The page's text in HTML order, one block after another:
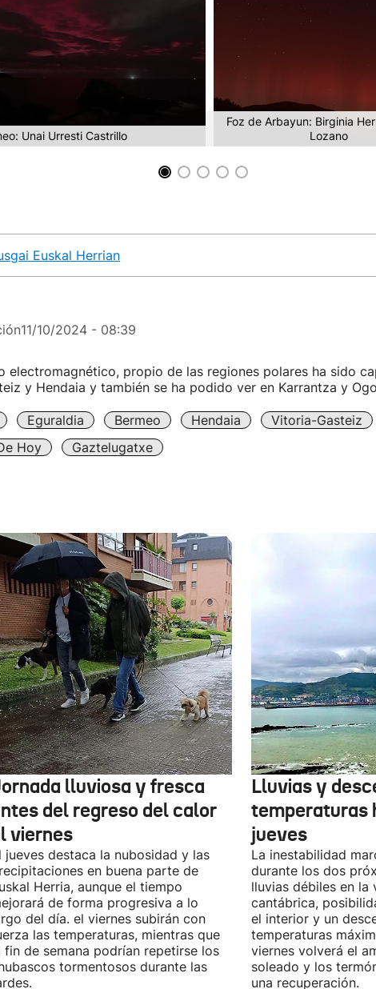
Unai Urresti Castrillo
Foz de Arbayun: Birginia
Lozano
Euskal Herrian
11/10/2024 - 08:39
electromagnético, propio de las regiones polares ha sido
y Hendaia y también se ha podido ver en Karrantza y
Eguraldia Bermeo Hendaia
Vitoria-Gasteiz
Hoy
Gaztelugatxe
lluviosa y fresca
del regreso del calor
viernes
jueves destaca la nubosidad y las
en buena parte de
Herria, aunque el tiempo
de forma progresiva a lo
del día. el viernes subirán con
las temperaturas, mientras que
fin de semana podrían repetirse los
tormentosos durante las
Lluvias y
temperaturas
jueves
La inestabilidad
durante los dos
lluvias débiles en la
cantábrica,
el interior y un
temperaturas
viernes volverá el
soleado y los
una recuperación.